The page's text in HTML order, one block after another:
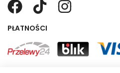
PŁATNOŚCI